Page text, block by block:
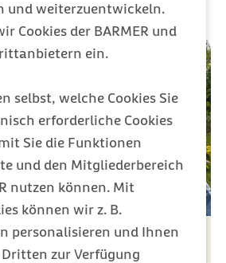
und weiterzuentwickeln.
Cookies der BARMER und
ein.
selbst, welche Cookies Sie
erforderliche Cookies
Sie die Funktionen
und den Mitgliederbereich
nutzen können. Mit
können wir z. B.
personalisieren und Ihnen
zur Verfügung
direkt online lösen